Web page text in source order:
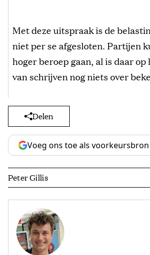
Met deze uitspraak is de
niet per se afgesloten. Partijen
hoger beroep gaan, al is daar
van schrijven nog niets over
Delen
Voeg ons toe als voorkeursbron
Peter Gillis